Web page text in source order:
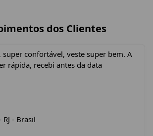
dos Clientes
super confortável, veste super bem. A
rápida, recebi antes da data
- Brasil